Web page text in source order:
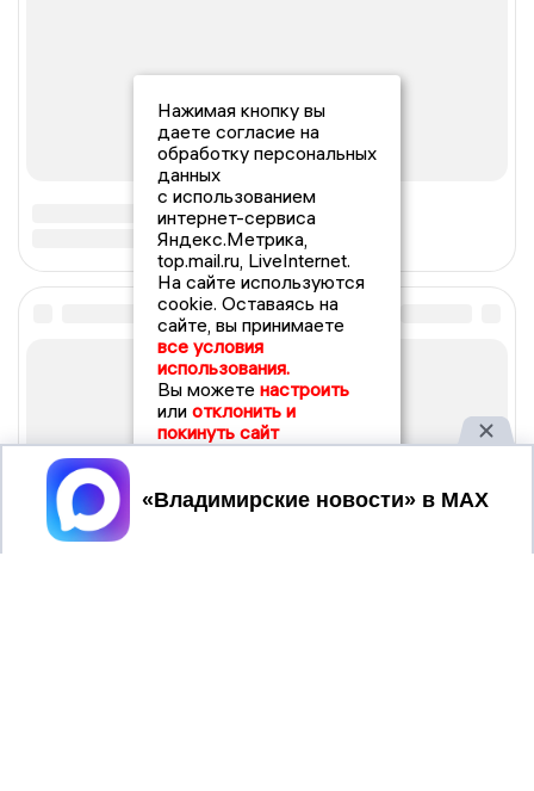
Нажимая кнопку вы
даете согласие на
обработку персональных
данных
с использованием
интернет-сервиса
Яндекс.Метрика,
top.mail.ru, LiveInternet.
На сайте используются
cookie. Оставаясь на
сайте, вы принимаете
все условия
использования.
Вы можете настроить
или отклонить и
покинуть сайт
Принять